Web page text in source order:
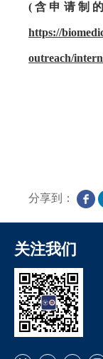
( 含申请制
https://
outreach/
分享到：
关注我们